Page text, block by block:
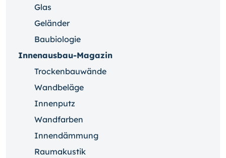
Glas
Geländer
Baubiologie
Innenausbau-Magazin
Trockenbauwände
Wandbeläge
Innenputz
Wandfarben
Innendämmung
Raumakustik